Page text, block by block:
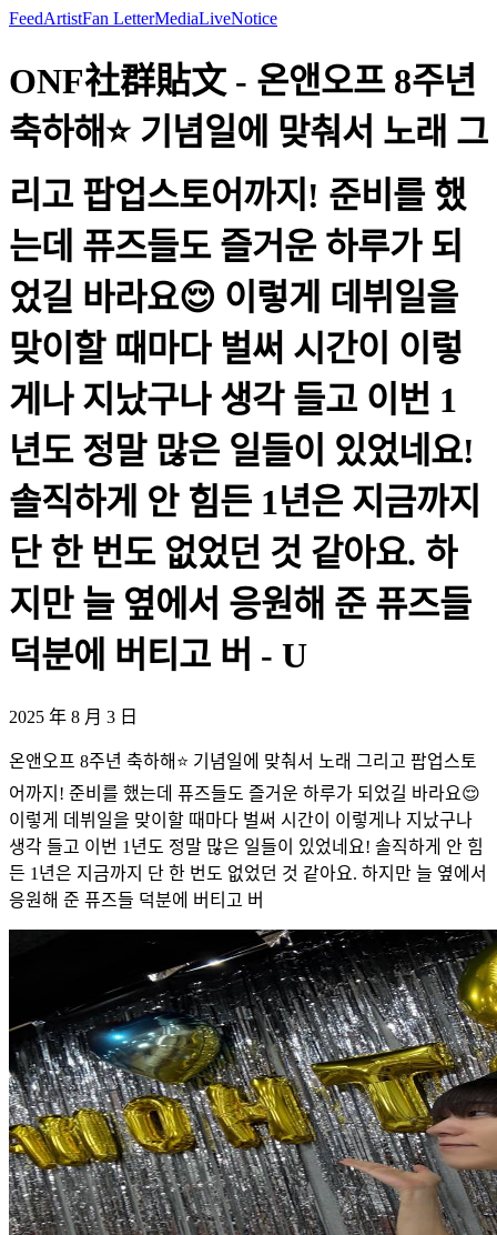
FeedArtistFan LetterMediaLiveNotice
ONF社群貼文 - 온앤오프 8주년
축하해⭐️ 기념일에 맞춰서 노래 그
리고 팝업스토어까지! 준비를 했
는데 퓨즈들도 즐거운 하루가 되
었길 바라요😌 이렇게 데뷔일을
맞이할 때마다 벌써 시간이 이렇
게나 지났구나 생각 들고 이번 1
년도 정말 많은 일들이 있었네요!
솔직하게 안 힘든 1년은 지금까지
단 한 번도 없었던 것 같아요. 하
지만 늘 옆에서 응원해 준 퓨즈들
덕분에 버티고 버 - U
2025 年 8 月 3 日
온앤오프 8주년 축하해⭐️ 기념일에 맞춰서 노래 그리고 팝업스토
어까지! 준비를 했는데 퓨즈들도 즐거운 하루가 되었길 바라요😌
이렇게 데뷔일을 맞이할 때마다 벌써 시간이 이렇게나 지났구나
생각 들고 이번 1년도 정말 많은 일들이 있었네요! 솔직하게 안 힘
든 1년은 지금까지 단 한 번도 없었던 것 같아요. 하지만 늘 옆에서
응원해 준 퓨즈들 덕분에 버티고 버